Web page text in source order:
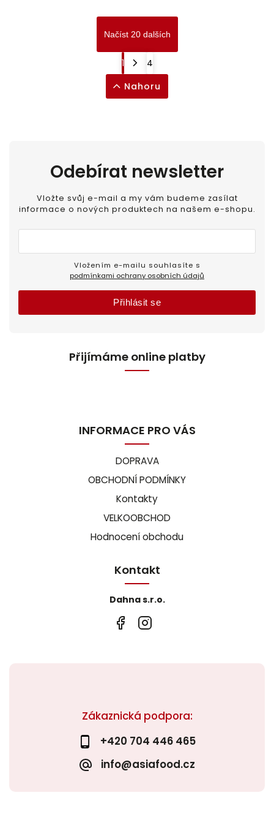
Načíst 20 dalších
1
4
Nahoru
Zákaznická podpora:
+420 704 446 465
info@asiafood.cz
Odebírat newsletter
Vložte svůj e-mail a my vám budeme zasílat
informace o nových produktech na našem e-shopu.
podmínkami ochrany osobních údajů
Přihlásit se
Přijímáme online platby
INFORMACE PRO VÁS
DOPRAVA
OBCHODNÍ PODMÍNKY
Kontakty
VELKOOBCHOD
Hodnocení obchodu
Kontakt
Dahna s.r.o.